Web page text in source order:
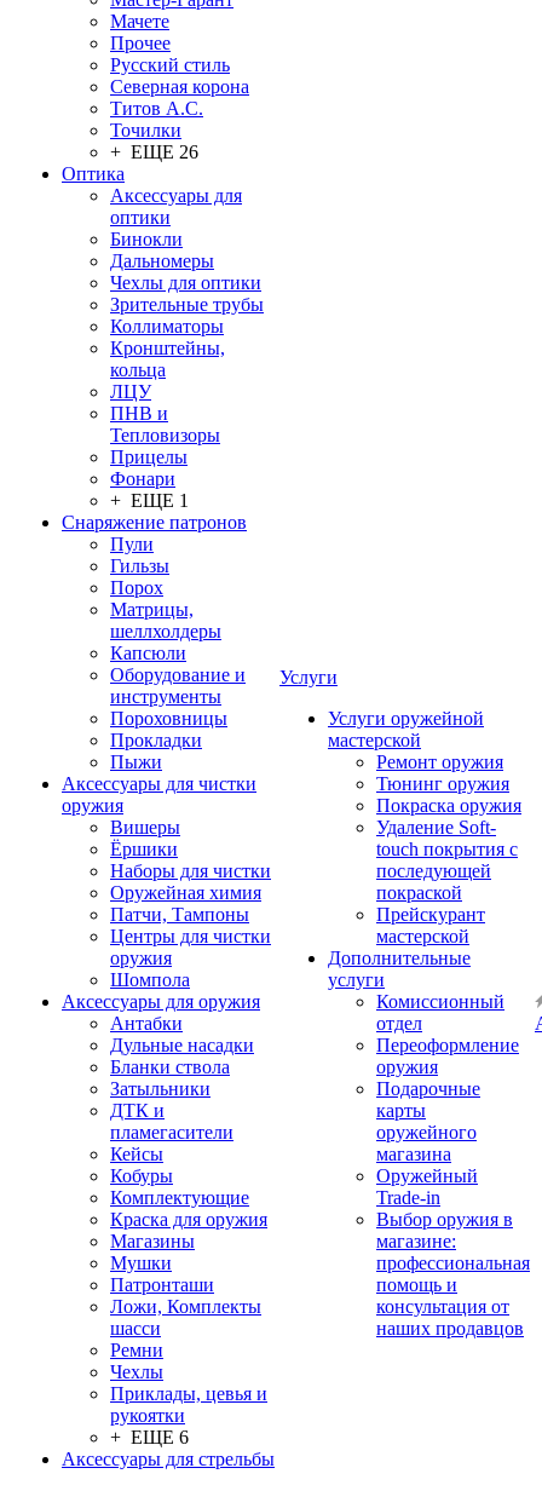
Мачете
Прочее
Русский стиль
Северная корона
Титов А.С.
Точилки
+ ЕЩЕ 26
Оптика
Аксессуары для
оптики
Бинокли
Дальномеры
Чехлы для оптики
Зрительные трубы
Коллиматоры
Кронштейны,
кольца
ЛЦУ
ПНВ и
Тепловизоры
Прицелы
Фонари
+ ЕЩЕ 1
Снаряжение патронов
Пули
Гильзы
Порох
Матрицы,
шеллхолдеры
Капсюли
Оборудование и
инструменты
Пороховницы
Прокладки
Пыжи
Аксессуары для чистки
оружия
Вишеры
Ёршики
Наборы для чистки
Оружейная химия
Патчи, Тампоны
Центры для чистки
оружия
Шомпола
Аксессуары для оружия
Антабки
Дульные насадки
Бланки ствола
Затыльники
ДТК и
пламегасители
Кейсы
Кобуры
Комплектующие
Краска для оружия
Магазины
Мушки
Патронташи
Ложи, Комплекты
шасси
Ремни
Чехлы
Приклады, цевья и
рукоятки
+ ЕЩЕ 6
Аксессуары для стрельбы
Услуги
Услуги оружейной
мастерской
Ремонт оружия
Тюнинг оружия
Покраска оружия
Удаление Soft-
touch покрытия с
последующей
покраской
Прейскурант
мастерской
Дополнительные
услуги
Комиссионный
отдел
Переоформление
оружия
Подарочные
карты
оружейного
магазина
Оружейный
Trade-in
Выбор оружия в
магазине:
профессиональная
помощь и
консультация от
наших продавцов